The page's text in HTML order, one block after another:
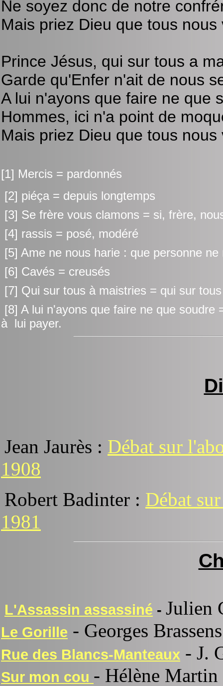
Ne soyez donc de notre
Mais priez Dieu que tous
Prince Jésus, qui sur tous a
Garde qu'Enfer n'ait de nous
A lui n'ayons que faire ne que
Hommes, ici n'a point de
Mais priez Dieu que tous
[1] Mercis = pardonnés
[2] piéça = depuis longtemps
[3] Se frère vous clamons = si, frère,
[4] rassis = posé, modéré
[5] Ame ne nous harie : que personne
[6] Cavés = creusés
[7] Qui sur tous à maistries = qui sur
[8] A lui n'ayons que faire ne que
à lui payer.
Jean Jaurès : Débat sur
1908
Robert Badinter : Débat
1981
L'Assassin assassiné - Julien
Le Gorille - Georges Brassens
Rue des Blancs-Manteaux - J.
Sur mon cou - Hélène Martin